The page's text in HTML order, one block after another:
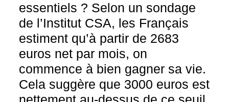
essentiels ? Selon un sondage
de l’Institut CSA, les Français
estiment qu’à partir de 2683
euros net par mois, on
commence à bien gagner sa vie.
Cela suggère que 3000 euros est